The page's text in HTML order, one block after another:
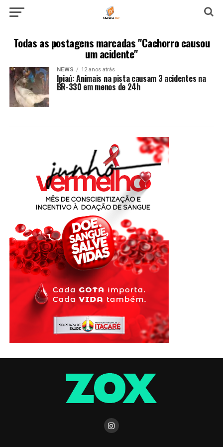
Todas as postagens marcadas "Cachorro causou
um acidente"
NEWS 12 anos atrás
Ipiaú: Animais na pista causam 3 acidentes na
BR-330 em menos de 24h